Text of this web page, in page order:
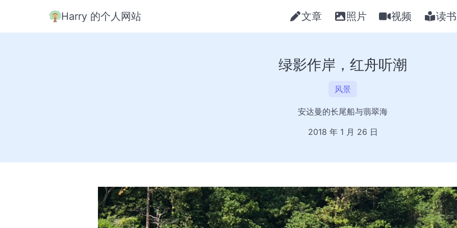
Harry 的个人网站 文章 照片 视频 读书
绿影作岸，红舟听潮
风景
安达曼的长尾船与翡翠海
2018 年 1 月 26 日